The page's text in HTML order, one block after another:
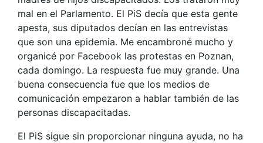
mal en el Parlamento. El PiS decía que esta gente
apesta, sus diputados decían en las entrevistas
que son una epidemia. Me encambroné mucho y
organicé por Facebook las protestas en Poznan,
cada domingo. La respuesta fue muy grande. Una
buena consecuencia fue que los medios de
comunicación empezaron a hablar también de las
personas discapacitadas.
El PiS sigue sin proporcionar ninguna ayuda, no ha